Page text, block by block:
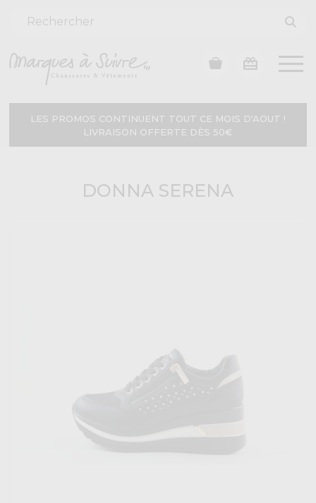
LES PROMOS CONTINUENT TOUT CE MOIS D'AOUT !
LIVRAISON OFFERTE DÈS 50€
DONNA SERENA